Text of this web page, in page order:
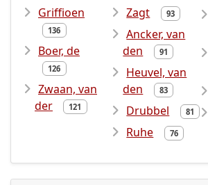
Griffioen
136
Boer, de
126
Zwaan, van
der
121
Zagt 93
Ancker, van
den
91
Heuvel, van
den
83
Drubbel 81
Ruhe 76